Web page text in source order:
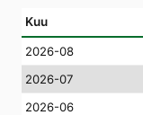
Kuu
2026-08
2026-07
2026-06